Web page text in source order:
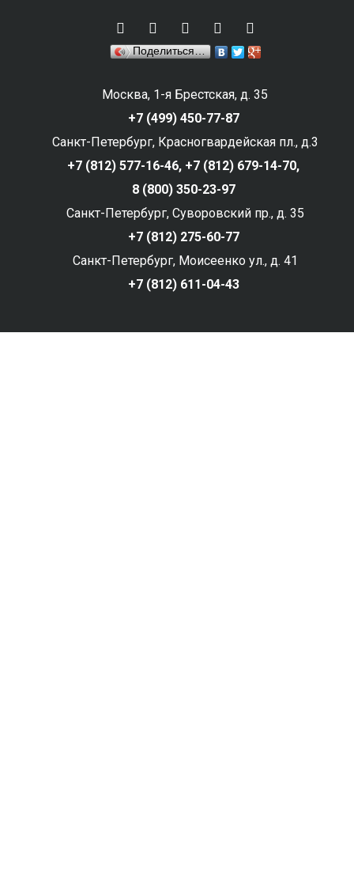
Поделиться…
Москва, 1-я Брестская, д. 35
+7 (499) 450-77-87
Санкт-Петербург, Красногвардейская пл., д.3
+7 (812) 577-16-46, +7 (812) 679-14-70,
8 (800) 350-23-97
Санкт-Петербург, Суворовский пр., д. 35
+7 (812) 275-60-77
Санкт-Петербург, Моисеенко ул., д. 41
+7 (812) 611-04-43